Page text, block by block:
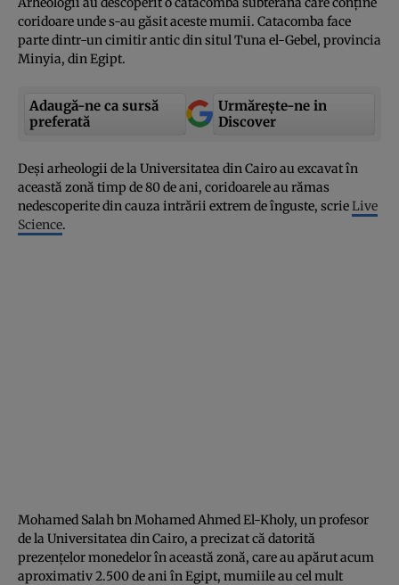
coridoare unde s-au găsit aceste mumii. Catacomba face
parte dintr-un cimitir antic din situl Tuna el-Gebel, provincia
Minyia, din Egipt.
Adaugă-ne ca sursă
preferată
Urmărește-ne in
Discover
Deşi arheologii de la Universitatea din Cairo au excavat în
această zonă timp de 80 de ani, coridoarele au rămas
nedescoperite din cauza intrării extrem de înguste, scrieLive
Science.
Mohamed Salah bn Mohamed Ahmed El-Kholy, un profesor
de la Universitatea din Cairo, a precizat că datorită
prezenţelor monedelor în această zonă, care au apărut acum
aproximativ 2.500 de ani în Egipt, mumiile au cel mult